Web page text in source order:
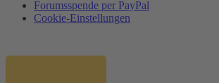
Forumsspende per PayPal
Cookie-Einstellungen